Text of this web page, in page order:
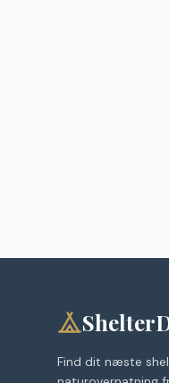
Find dit næste